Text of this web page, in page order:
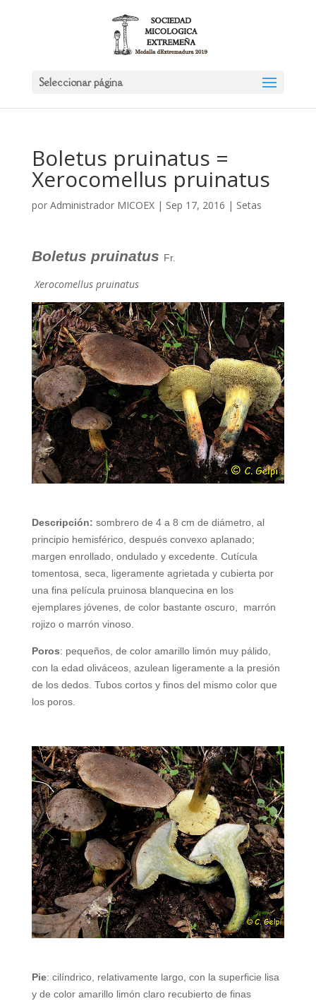
Seleccionar página
Boletus pruinatus =
Xerocomellus pruinatus
por Administrador MICOEX| Sep 17, 2016 | Setas
Boletus pruinatus Fr.
Xerocomellus pruinatus
Descripción: sombrero de 4 a 8 cm de diámetro, al
principio hemisférico, después convexo aplanado;
margen enrollado, ondulado y excedente. Cutícula
tomentosa, seca, ligeramente agrietada y cubierta por
una fina película pruinosa blanquecina en los
ejemplares jóvenes, de color bastante oscuro, marrón
rojizo o marrón vinoso.
Poros: pequeños, de color amarillo limón muy pálido,
con la edad oliváceos, azulean ligeramente a la presión
de los dedos. Tubos cortos y finos del mismo color que
los poros.
Pie: cilíndrico, relativamente largo, con la superficie lisa
y de color amarillo limón claro recubierto de finas